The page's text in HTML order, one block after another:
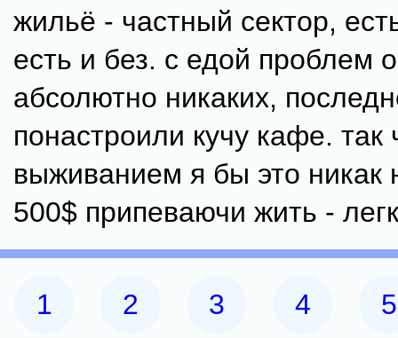
жильё - частный сектор,
есть и без. с едой проблем
абсолютно никаких,
понастроили кучу кафе. так
выживанием я бы это никак
500$ припеваючи жить -
1 2 3 4 5